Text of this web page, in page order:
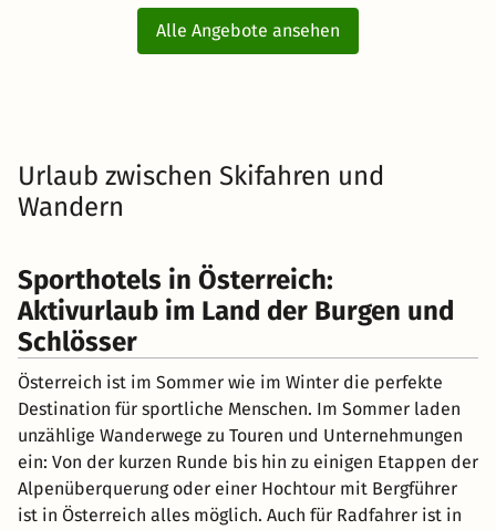
Alle Angebote ansehen
Urlaub zwischen Skifahren und
Wandern
Sporthotels in Österreich:
Aktivurlaub im Land der Burgen und
Schlösser
Österreich ist im Sommer wie im Winter die perfekte
Destination für sportliche Menschen. Im Sommer laden
unzählige Wanderwege zu Touren und Unternehmungen
ein: Von der kurzen Runde bis hin zu einigen Etappen der
Alpenüberquerung oder einer Hochtour mit Bergführer
ist in Österreich alles möglich. Auch für Radfahrer ist in